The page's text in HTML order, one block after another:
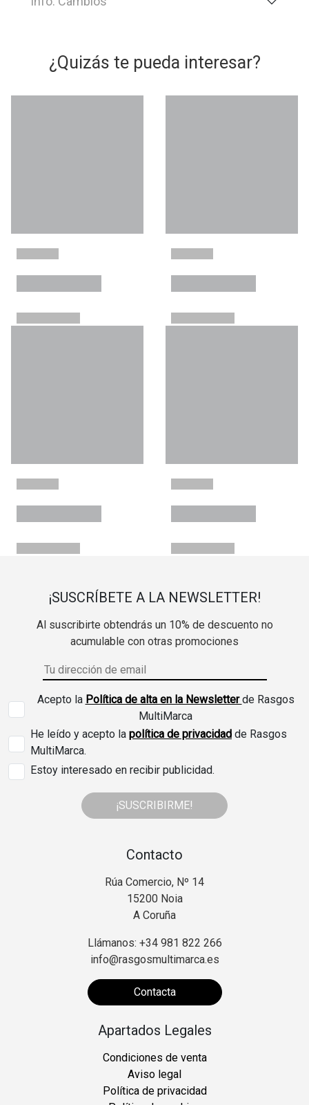
¿Quizás te pueda interesar?
¡SUSCRÍBETE A LA NEWSLETTER!
Al suscribirte obtendrás un 10% de descuento no
acumulable con otras promociones
Acepto la Política de alta en la Newsletterde Rasgos
MultiMarca
He leído y acepto la política de privacidad de Rasgos
MultiMarca.
Estoy interesado en recibir publicidad.
¡SUSCRIBIRME!
Contacto
Rúa Comercio, Nº 14
15200 Noia
A Coruña
Llámanos: +34 981 822 266
info@rasgosmultimarca.es
Contacta
Apartados Legales
Condiciones de venta
Aviso legal
Política de privacidad